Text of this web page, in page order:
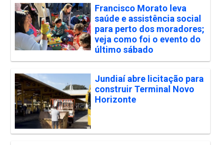
Francisco Morato leva
saúde e assistência social
para perto dos moradores;
veja como foi o evento do
último sábado
Jundiaí abre licitação para
construir Terminal Novo
Horizonte